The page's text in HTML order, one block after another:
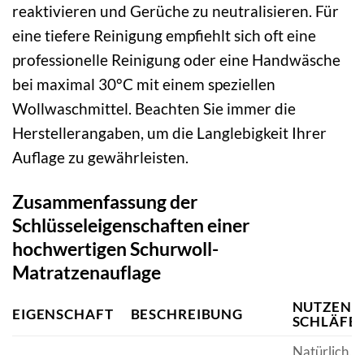
reaktivieren und Gerüche zu neutralisieren. Für
eine tiefere Reinigung empfiehlt sich oft eine
professionelle Reinigung oder eine Handwäsche
bei maximal 30°C mit einem speziellen
Wollwaschmittel. Beachten Sie immer die
Herstellerangaben, um die Langlebigkeit Ihrer
Auflage zu gewährleisten.
Zusammenfassung der
Schlüsseleigenschaften einer
hochwertigen Schurwoll-
Matratzenauflage
EIGENSCHAFT BESCHREIBUNG
NUTZEN
Natürlich,